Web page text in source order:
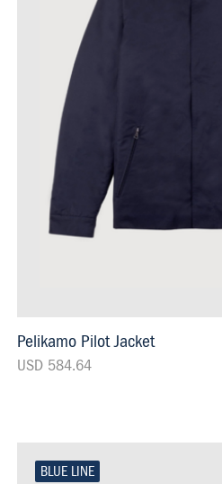
Pelikamo Pilot Jacket
USD 584.64
BLUE LINE